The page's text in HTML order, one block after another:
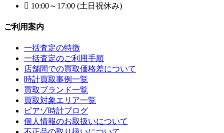
10:00～17:00 (土日祝休み)
ご利用案内
一括査定の特徴
一括査定のご利用手順
店舗間での買取価格差について
時計買取事例一覧
買取ブランド一覧
買取対象エリア一覧
ピアゾ時計ブログ
個人情報のお取扱いについて